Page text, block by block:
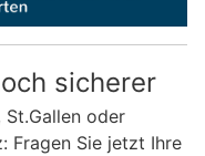
sicherer
St.Gallen oder
Fragen Sie jetzt Ihre